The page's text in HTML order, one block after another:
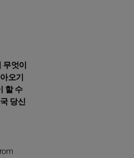
무엇이
오기
할 수
당신